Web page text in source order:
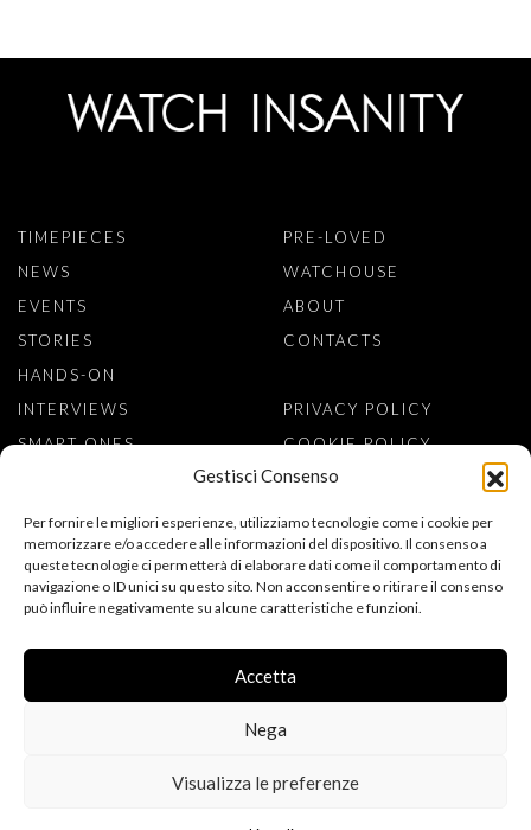
Gestisci Consenso
Per fornire le migliori esperienze, utilizziamo tecnologie come i cookie per
memorizzare e/o accedere alle informazioni del dispositivo. Il consenso a
queste tecnologie ci permetterà di elaborare dati come il comportamento di
navigazione o ID unici su questo sito. Non acconsentire o ritirare il consenso
può influire negativamente su alcune caratteristiche e funzioni.
Accetta
Nega
Visualizza le preferenze
TIMEPIECES
NEWS
EVENTS
STORIES
HANDS-ON
INTERVIEWS
SMART ONES
PRE-LOVED
WATCHOUSE
ABOUT
CONTACTS
PRIVACY POLICY
COOKIE POLICY
SIGN TO NEWSLETTER
ACCONSENTO AL TRATTAMENTO DEI MIEI DATI PERSONALI PER
L’INFORMATIVA SULLA PRIVACY.
FOLLOW US